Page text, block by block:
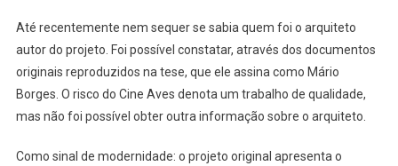
Até recentemente nem sequer se sabia quem foi o arquiteto
autor do projeto. Foi possível constatar, através dos documentos
originais reproduzidos na tese, que ele assina como Mário
Borges. O risco do Cine Aves denota um trabalho de qualidade,
mas não foi possível obter outra informação sobre o arquiteto.
Como sinal de modernidade: o projeto original apresenta o